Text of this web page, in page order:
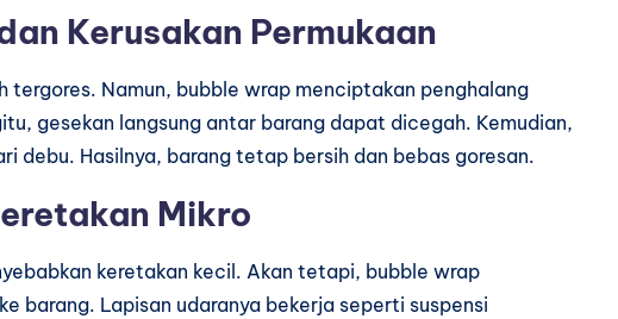
Kerusakan Permukaan
tergores. Namun, bubble wrap menciptakan penghalang
gesekan langsung antar barang dapat dicegah. Kemudian,
debu. Hasilnya, barang tetap bersih dan bebas goresan.
Mikro
keretakan kecil. Akan tetapi, bubble wrap
barang. Lapisan udaranya bekerja seperti suspensi